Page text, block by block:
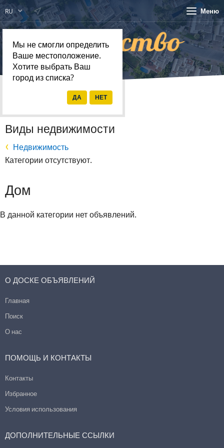
RU
Мы не смогли определить
Ваше местоположение.
Хотите выбрать Ваш
город из списка?
Меню
Недвижимость
Виды недвижимости
Недвижимость
Категории отсутствуют.
Дом
В данной категории нет объявлений.
О ДОСКЕ ОБЪЯВЛЕНИЙ
Главная
Поиск
О нас
ПОМОЩЬ И КОНТАКТЫ
Контакты
Избранное
Условия использования
ДОПОЛНИТЕЛЬНЫЕ ССЫЛКИ